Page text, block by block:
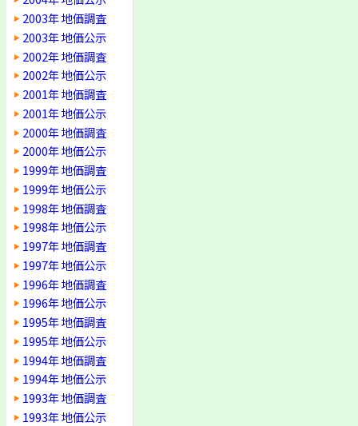
2003年 地価調査
2003年 地価公示
2002年 地価調査
2002年 地価公示
2001年 地価調査
2001年 地価公示
2000年 地価調査
2000年 地価公示
1999年 地価調査
1999年 地価公示
1998年 地価調査
1998年 地価公示
1997年 地価調査
1997年 地価公示
1996年 地価調査
1996年 地価公示
1995年 地価調査
1995年 地価公示
1994年 地価調査
1994年 地価公示
1993年 地価調査
1993年 地価公示